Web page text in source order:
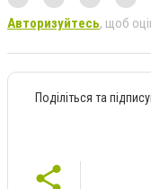
Авторизуйтесь, щоб
Поділіться та